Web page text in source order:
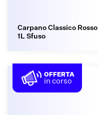
Carpano Classico Rosso
1L Sfuso
OFFERTA
in corso